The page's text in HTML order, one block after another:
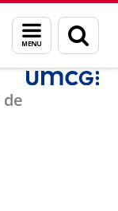
Menu
en
zoeken